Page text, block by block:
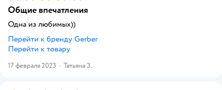
Общие впечатления
Одна из любимых))
Перейти к бренду Gerber
Перейти к товару
17 февраля 2023 · Татьяна З.